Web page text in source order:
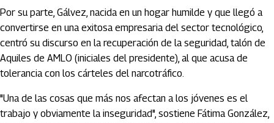
Por su parte, Gálvez, nacida en un hogar humilde y que llegó a
convertirse en una exitosa empresaria del sector tecnológico,
centró su discurso en la recuperación de la seguridad, talón de
Aquiles de AMLO (iniciales del presidente), al que acusa de
tolerancia con los cárteles del narcotráfico.
"Una de las cosas que más nos afectan a los jóvenes es el
trabajo y obviamente la inseguridad", sostiene Fátima González,